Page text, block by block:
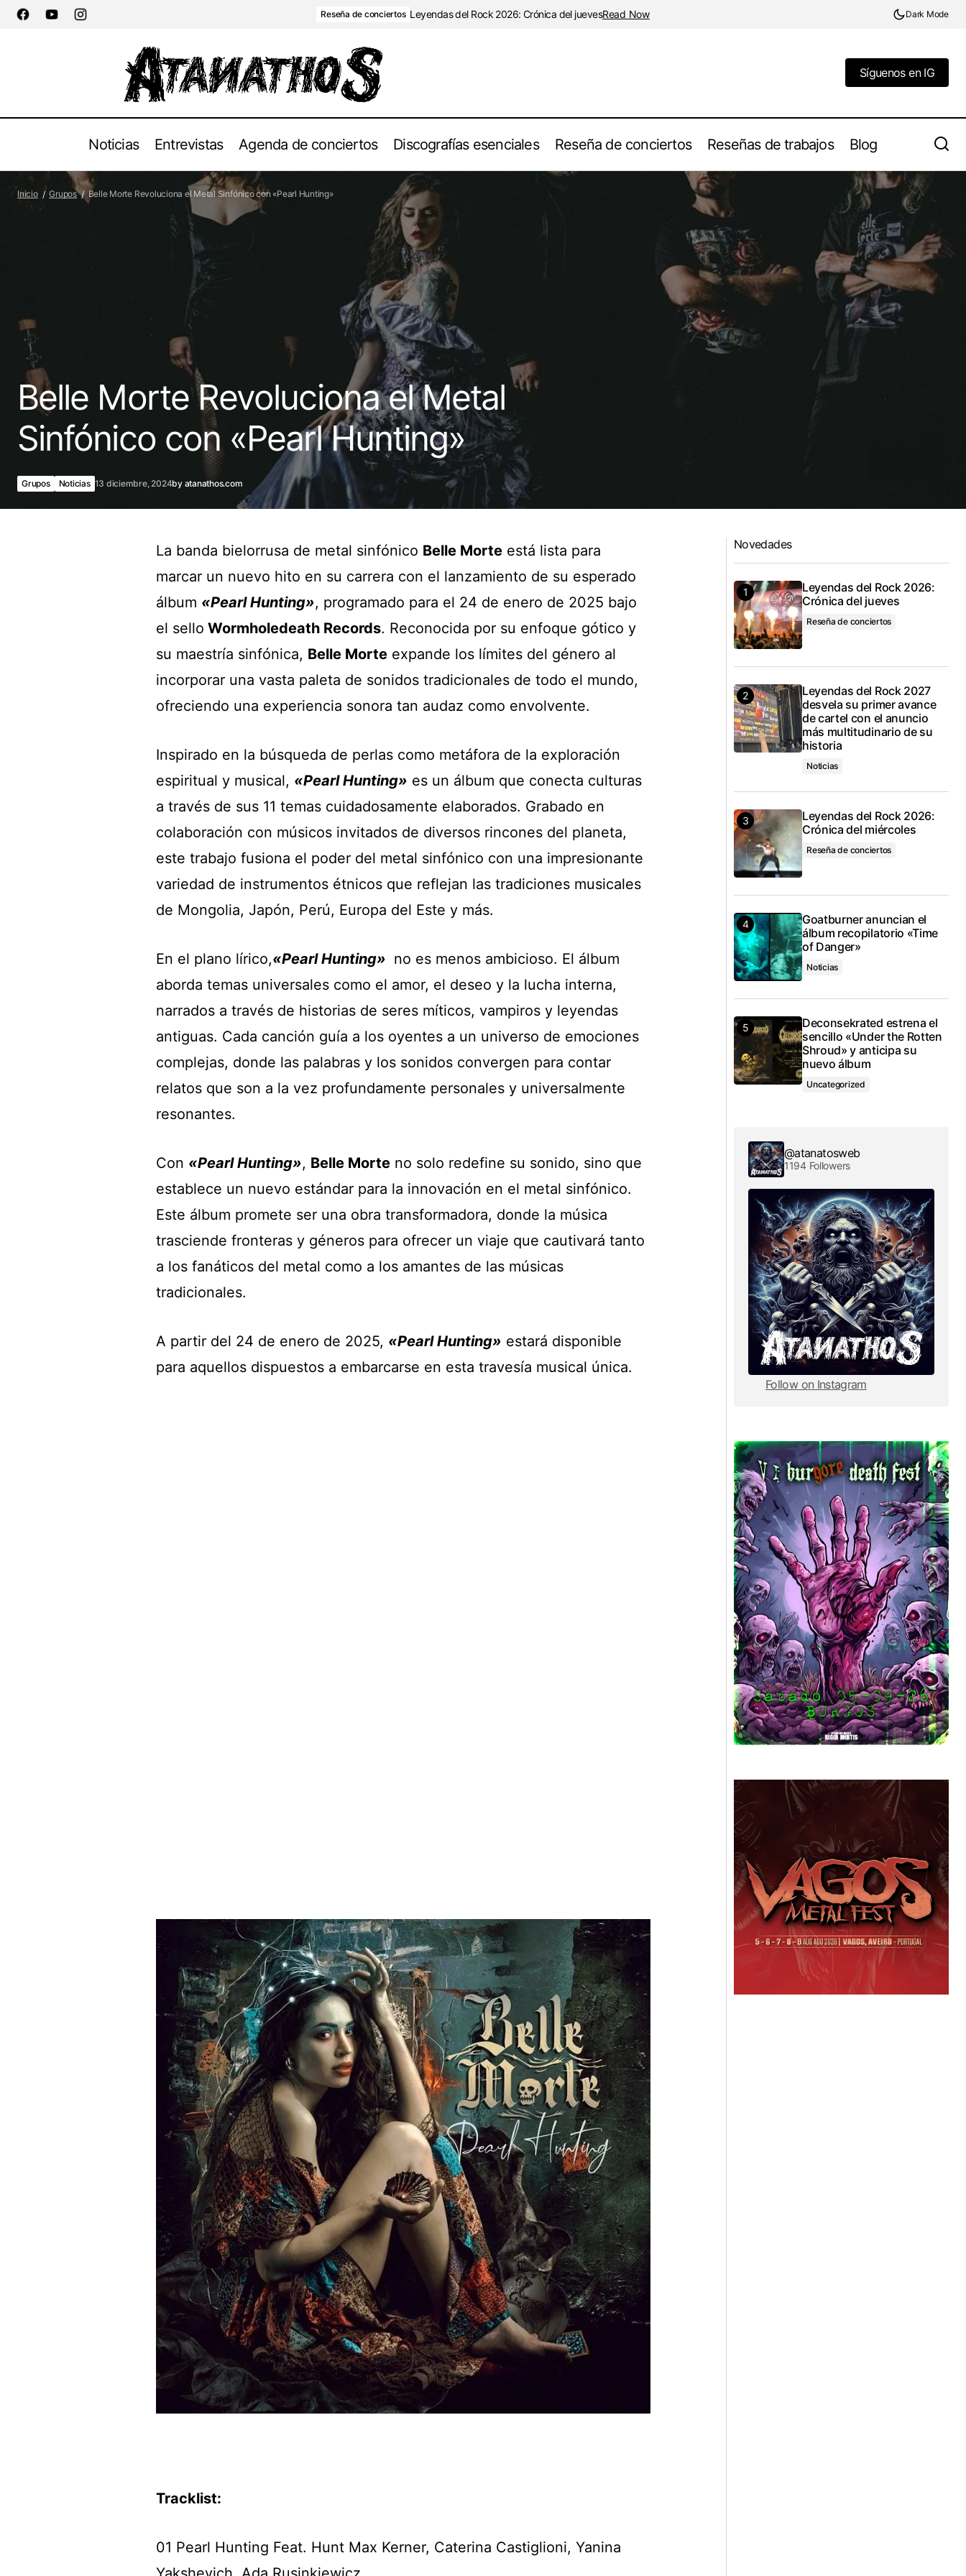
Reseña de conciertos Leyendas del Rock 2026: Crónica del juevesRead Now Dark Mode
Síguenos en IG
Noticias Entrevistas Agenda de conciertos Discografías esenciales Reseña de conciertos Reseñas de trabajos Blog
Parusight - "Deathly Pale" Grupos Noticias Belle Morte Revoluciona el Metal Sinfónico con «Pearl Hunting»
Discografías Esenciales: Recorrido por la
Inicio Grupos Belle Morte Revoluciona el Metal Sinfónico con «Pearl Hunting»
Belle Morte Revoluciona el Metal
Sinfónico con «Pearl Hunting»
Grupos Noticias 13 diciembre, 2024by atanathos.com
La banda bielorrusa de metal sinfónico Belle Morte está lista para
marcar un nuevo hito en su carrera con el lanzamiento de su esperado
álbum «Pearl Hunting», programado para el 24 de enero de 2025 bajo
el sello Wormholedeath Records. Reconocida por su enfoque gótico y
su maestría sinfónica, Belle Morte expande los límites del género al
incorporar una vasta paleta de sonidos tradicionales de todo el mundo,
ofreciendo una experiencia sonora tan audaz como envolvente.
Inspirado en la búsqueda de perlas como metáfora de la exploración
espiritual y musical, «Pearl Hunting» es un álbum que conecta culturas
a través de sus 11 temas cuidadosamente elaborados. Grabado en
colaboración con músicos invitados de diversos rincones del planeta,
este trabajo fusiona el poder del metal sinfónico con una impresionante
variedad de instrumentos étnicos que reflejan las tradiciones musicales
de Mongolia, Japón, Perú, Europa del Este y más.
En el plano lírico,«Pearl Hunting» no es menos ambicioso. El álbum
aborda temas universales como el amor, el deseo y la lucha interna,
narrados a través de historias de seres míticos, vampiros y leyendas
antiguas. Cada canción guía a los oyentes a un universo de emociones
complejas, donde las palabras y los sonidos convergen para contar
relatos que son a la vez profundamente personales y universalmente
resonantes.
Con «Pearl Hunting», Belle Morte no solo redefine su sonido, sino que
establece un nuevo estándar para la innovación en el metal sinfónico.
Este álbum promete ser una obra transformadora, donde la música
trasciende fronteras y géneros para ofrecer un viaje que cautivará tanto
a los fanáticos del metal como a los amantes de las músicas
tradicionales.
A partir del 24 de enero de 2025, «Pearl Hunting» estará disponible
para aquellos dispuestos a embarcarse en esta travesía musical única.
Tracklist:
01 Pearl Hunting Feat. Hunt Max Kerner, Caterina Castiglioni, Yanina
Novedades
Leyendas del Rock 2026:
Crónica del jueves
Reseña de conciertos
Leyendas del Rock 2027
desvela su primer avance
de cartel con el anuncio
más multitudinario de su
historia
Noticias
Leyendas del Rock 2026:
Crónica del miércoles
Reseña de conciertos
Goatburner anuncian el
álbum recopilatorio «Time
of Danger»
Noticias
Deconsekrated estrena el
sencillo «Under the Rotten
Shroud» y anticipa su
nuevo álbum
Uncategorized
@atanatosweb
1194 Followers
Follow on Instagram